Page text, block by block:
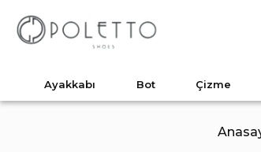
Ayakkabı Bot Çizme